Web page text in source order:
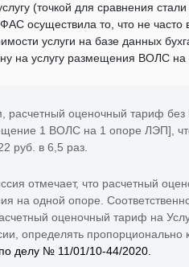
(точкой для сравнения
осуществила то, что не
услуги на базе данных
на услугу размещения ВОЛС
расчетный оценочный тариф
1 ВОЛС на 1 опоре ЛЭП],
руб. в 6,5 раз.
отмечает, что расчетный
на одной опоре.
оценочный тариф на
определять пропорционально
делу № 11/01/10-44/2020.